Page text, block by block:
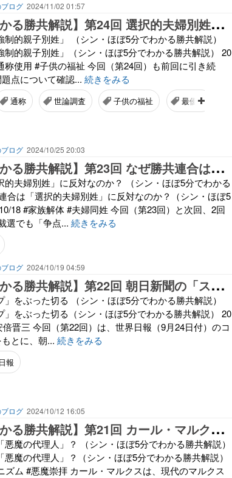
ログ 2024/11/02 01:57
【
シン・ほぼ5分でわかる勝共解説】第24回 選択的夫婦別姓は「強制的親子別姓」
的親子別姓」 （シン・ほぼ5分でわかる勝共解説）
的親子別姓」（シン・ほぼ5分でわかる勝共解説） 20
称使用 #子供の福祉 今回（第24回）も前回に引き続
点について確認... 続きをみる
通称 世論調査 子供の福祉 最優先
ログ 2024/10/25 20:03
【
シン・ほぼ5分でわかる勝共解説】第23回 なぜ勝共連合は「選択的夫婦別姓」に反対なのか？
夫婦別姓」に反対なのか？ （シン・ほぼ5分でわかる
合は「選択的夫婦別姓」に反対なのか？（シン・ほぼ5
18 #家族解体 #夫婦同姓 今回（第23回）と次回、2回
選でも「争点... 続きをみる
ログ 2024/10/19 04:59
【
シン・ほぼ5分でわかる勝共解説】第22回 朝日新聞の「スクープ」をぶった切る
をぶった切る （シン・ほぼ5分でわかる勝共解説）
をぶった切る（シン・ほぼ5分でわかる勝共解説） 20
晋三 今回（第22回）は、世界日報（9月24日付）のコ
とに、朝... 続きをみる
報
ログ 2024/10/12 16:05
【
シン・ほぼ5分でわかる勝共解説】第21回 カール・マルクスは「悪魔の代理人」？
魔の代理人」？ （シン・ほぼ5分でわかる勝共解説）
魔の代理人」？（シン・ほぼ5分でわかる勝共解説）
ズム #悪魔崇拝 カール・マルクスは、現代のマルクス